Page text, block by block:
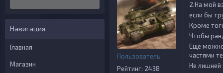
Навигация
Главная
Магазин
Пользователь
Рейтинг: 2438
2.На мой
если бы
Кроме
Чтобы
Ещё можно
частями
Не лишней